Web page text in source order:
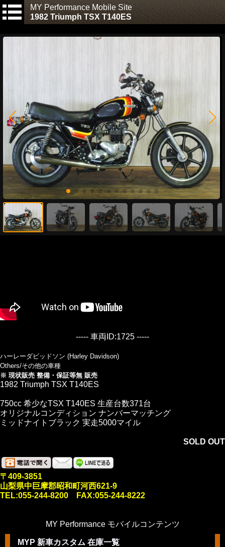
MY Performance Mobile Site
1982 Triumph TSX T140ES
----- 車両ID:1725 -----
ハーレーダビッドソン (Harley Davidson)
Others/その他の車種
※ 現状販売 整備・保証等無 販売
1982 Triumph TSX T140ES
750cc 希少なTSX T140ES 生産台数371台
オリジナルコンディション ナンバーマッチング
ミッドナイトブラック 実走5000マイル
SOLD OUT
〒409-3851
山梨県中巨摩郡昭和町河西621-9
TEL:055-244-8200 FAX:055-244-8222
MY Performance モバイルコンテンツ
MYP 新車カスタム 在庫一覧